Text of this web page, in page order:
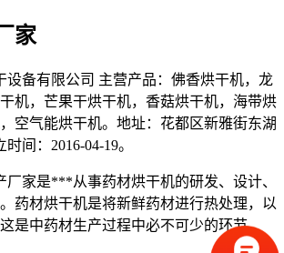
家
设备有限公司 主营产品：佛香烘干机，龙
机，芒果干烘干机，香菇烘干机，海带烘
空气能烘干机。地址：花都区新雅街东湖
间：2016-04-19。
厂家是***从事药材烘干机的研发、设计、
药材烘干机是将新鲜药材进行热处理，以
是中药材生产过程中必不可少的环节。